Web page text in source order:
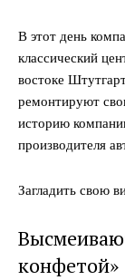
В этот день
классический
востоке
ремонтируют
историю
производителя
Загладить свою
конфетой»